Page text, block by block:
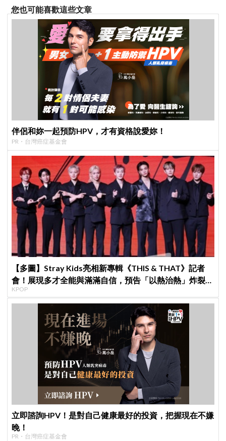
您也可能喜歡這些文章
伴侶和妳一起預防HPV，才有資格說愛妳！
PR・台灣癌症基金會
【多圖】Stray Kids亮相新專輯《THIS & THAT》記者
會！展現多才全能與滿滿自信，預告「以熱治熱」炸裂夏
日音樂圈
KPOP
立即諮詢HPV！是對自己健康最好的投資，把握現在不嫌
晚！
PR・台灣癌症基金會